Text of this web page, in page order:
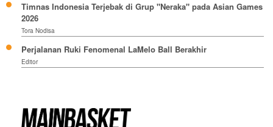
Timnas Indonesia Terjebak di Grup "Neraka" pada Asian Games
2026
Tora Nodisa
Perjalanan Ruki Fenomenal LaMelo Ball Berakhir
Editor